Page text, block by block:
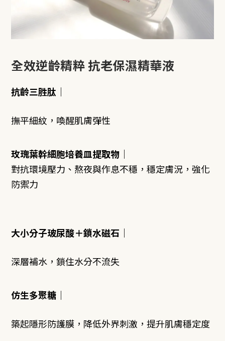
全效逆齡精粹 抗老保濕精華液
抗齡三胜肽｜
撫平細紋，喚醒肌膚彈性
玫瑰葉幹細胞培養皿提取物｜
對抗環境壓力、熬夜與作息不穩，穩定膚況，強化
防禦力
大小分子玻尿酸＋鎖水磁石｜
深層補水，鎖住水分不流失
仿生多聚糖｜
築起隱形防護膜，降低外界刺激 ，提升肌膚穩定度